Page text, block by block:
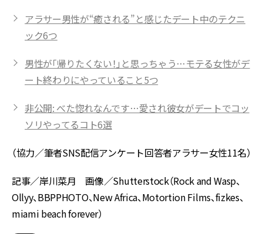
アラサー男性が“癒される”と感じたデート中のテクニ
ック6つ
男性が「帰りたくない！」と思っちゃう…モテる女性がデ
ート終わりにやっていること5つ
非公開: べた惚れなんです…愛され彼女がデートでコッ
ソリやってるコト6選
（協力／筆者SNS配信アンケート回答者アラサー女性11名）
記事／岸川菜月 画像／Shutterstock（Rock and Wasp、
Ollyy、BBPPHOTO、New Africa、Motortion Films、fizkes、
miami beach forever）